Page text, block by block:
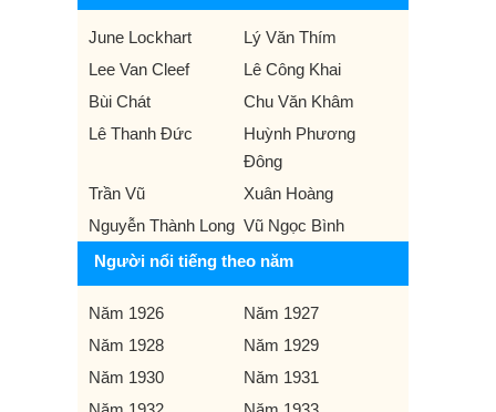
June Lockhart
Lý Văn Thím
Lee Van Cleef
Lê Công Khai
Bùi Chát
Chu Văn Khâm
Lê Thanh Đức
Huỳnh Phương
Đông
Trần Vũ
Xuân Hoàng
Nguyễn Thành Long Vũ Ngọc Bình
Người nổi tiếng theo năm
Năm 1926
Năm 1927
Năm 1928
Năm 1929
Năm 1930
Năm 1931